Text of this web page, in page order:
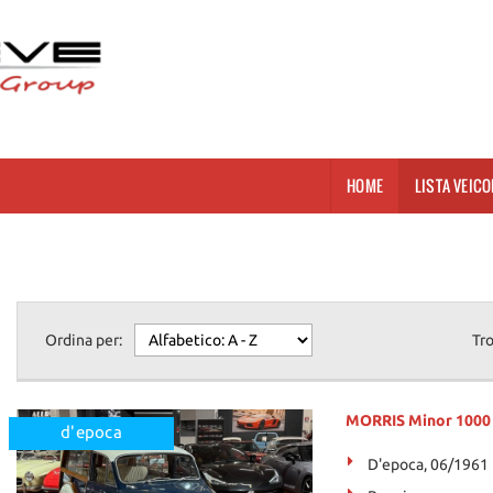
HOME LISTA
Ordina per:
d'epoca
MORRIS Minor
D'epoca, 06/1961